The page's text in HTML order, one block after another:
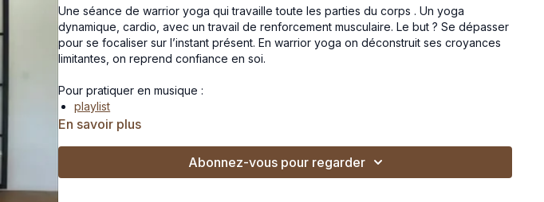
Une séance de warrior yoga qui travaille toute les parties du corps . Un yoga
dynamique, cardio, avec un travail de renforcement musculaire. Le but ? Se dépasser
pour se focaliser sur l’instant présent. En warrior yoga on déconstruit ses croyances
limitantes, on reprend confiance en soi.
Pour pratiquer en musique :
playlist
En savoir plus
Abonnez-vous pour regarder